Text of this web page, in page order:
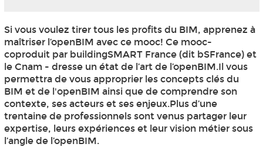
Si vous voulez tirer tous les profits du BIM, apprenez à
maîtriser l’openBIM avec ce mooc! Ce mooc-
coproduit par buildingSMART France (dit bSFrance) et
le Cnam - dresse un état de l’art de l’openBIM.Il vous
permettra de vous approprier les concepts clés du
BIM et de l'openBIM ainsi que de comprendre son
contexte, ses acteurs et ses enjeux.Plus d’une
trentaine de professionnels sont venus partager leur
expertise, leurs expériences et leur vision métier sous
l’angle de l’openBIM.